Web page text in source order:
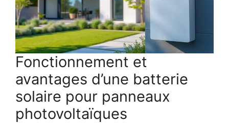
Fonctionnement et
avantages d’une batterie
solaire pour panneaux
photovoltaïques